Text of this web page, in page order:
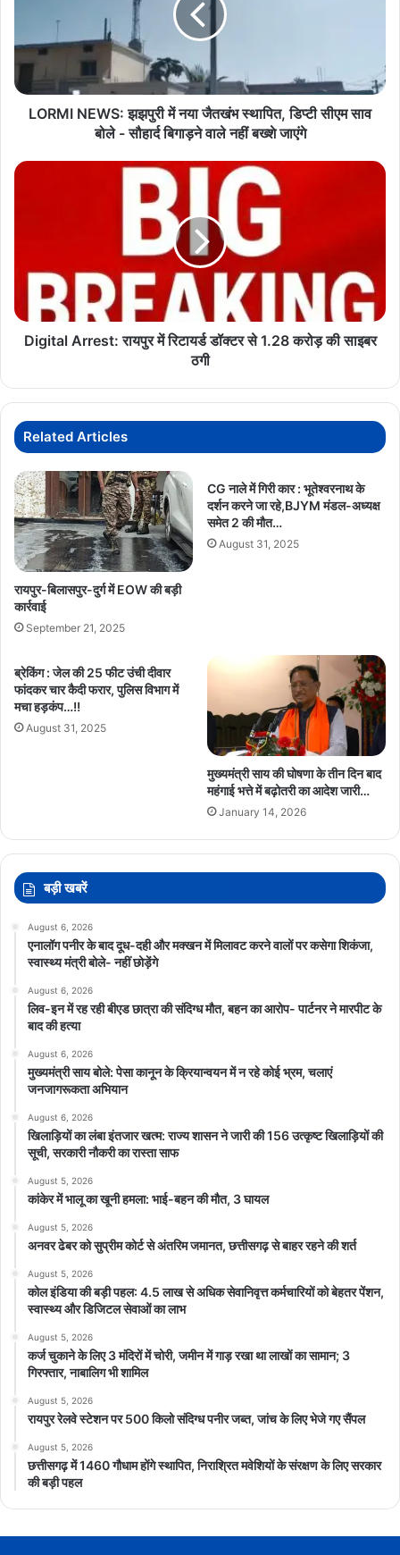
U19SchoolNationalGames
स्थापित,
सीएम
सौहार्द
LORMI NEWS: झझपुरी में नया जैतखंभ स्थापित, डिप्टी सीएम साव
बोले - सौहार्द बिगाड़ने वाले नहीं बख्शे जाएंगे
Digital
करोड़
Digital Arrest: रायपुर में रिटायर्ड डॉक्टर से 1.28 करोड़ की साइबर
ठगी
Related Articles
रायपुर-बिलासपुर-दुर्ग में EOW की बड़ी
कार्रवाई
September 21, 2025
CG नाले में गिरी कार : भूतेश्वरनाथ के
दर्शन करने जा रहे,BJYM मंडल-अध्यक्ष
समेत 2 की मौत…
August 31, 2025
ब्रेकिंग : जेल की 25 फीट उंची दीवार
फांदकर चार कैदी फरार, पुलिस विभाग में
मचा हड़कंप…!!
August 31, 2025
मुख्यमंत्री साय की घोषणा के तीन दिन बाद
महंगाई भत्ते में बढ़ोतरी का आदेश जारी…
January 14, 2026
बड़ी खबरें
August 6, 2026
एनालॉग पनीर के बाद दूध-दही और मक्खन में मिलावट करने वालों पर कसेगा शिकंजा,
स्वास्थ्य मंत्री बोले- नहीं छोड़ेंगे
August 6, 2026
लिव-इन में रह रही बीएड छात्रा की संदिग्ध मौत, बहन का आरोप- पार्टनर ने मारपीट के
बाद की हत्या
August 6, 2026
मुख्यमंत्री साय बोले: पेसा कानून के क्रियान्वयन में न रहे कोई भ्रम, चलाएं
जनजागरूकता अभियान
August 6, 2026
खिलाड़ियों का लंबा इंतजार खत्म: राज्य शासन ने जारी की 156 उत्कृष्ट खिलाड़ियों की
सूची, सरकारी नौकरी का रास्ता साफ
August 5, 2026
कांकेर में भालू का खूनी हमला: भाई-बहन की मौत, 3 घायल
August 5, 2026
अनवर ढेबर को सुप्रीम कोर्ट से अंतरिम जमानत, छत्तीसगढ़ से बाहर रहने की शर्त
August 5, 2026
कोल इंडिया की बड़ी पहल: 4.5 लाख से अधिक सेवानिवृत्त कर्मचारियों को बेहतर पेंशन,
स्वास्थ्य और डिजिटल सेवाओं का लाभ
August 5, 2026
कर्ज चुकाने के लिए 3 मंदिरों में चोरी, जमीन में गाड़ रखा था लाखों का सामान; 3
गिरफ्तार, नाबालिग भी शामिल
August 5, 2026
रायपुर रेलवे स्टेशन पर 500 किलो संदिग्ध पनीर जब्त, जांच के लिए भेजे गए सैंपल
August 5, 2026
छत्तीसगढ़ में 1460 गौधाम होंगे स्थापित, निराश्रित मवेशियों के संरक्षण के लिए सरकार
की बड़ी पहल